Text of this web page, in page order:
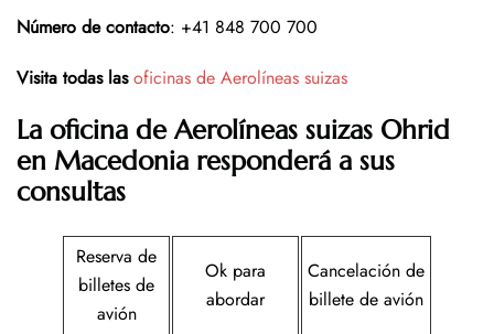
Número de contacto: +41 848 700 700
Visita todas las oficinas de Aerolíneas suizas
La oficina de Aerolíneas suizas Ohrid
en Macedonia responderá a sus
consultas
Reserva de
billetes de
avión
Ok para
abordar
Cancelación de
billete de avión